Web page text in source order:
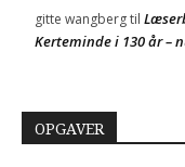
gitte wangbergtil
Kerteminde i 130 år –
OPGAVER